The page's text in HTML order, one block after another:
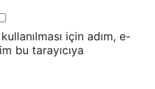
için adım, e-
bu tarayıcıya